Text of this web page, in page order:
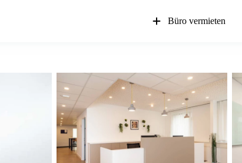
Büro vermieten